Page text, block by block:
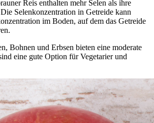
Reis enthalten mehr Selen als ihre
Selenkonzentration in Getreide kann
im Boden, auf dem das Getreide
Bohnen und Erbsen bieten eine moderate
eine gute Option für Vegetarier und